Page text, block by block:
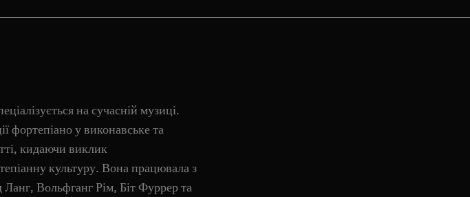
на сучасній музиці.
фортепіано у виконавське та
кидаючи виклик
культуру. Вона працювала з
Вольфганг Рім, Біт Фуррер та